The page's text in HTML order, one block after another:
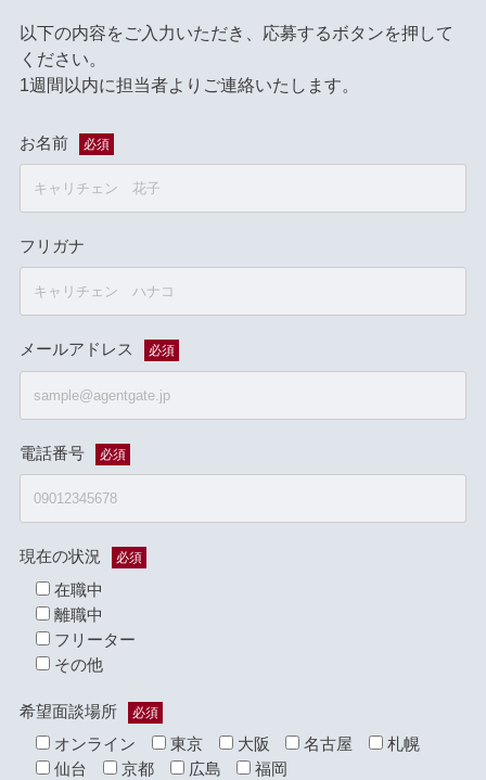
以下の内容をご入力いただき、応募するボタンを押して
ください。
1週間以内に担当者よりご連絡いたします。
お名前 必須
フリガナ
メールアドレス 必須
電話番号 必須
現在の状況 必須
在職中
離職中
フリーター
その他
希望面談場所 必須
オンライン 東京 大阪 名古屋
札幌
仙台
京都 広島 福岡